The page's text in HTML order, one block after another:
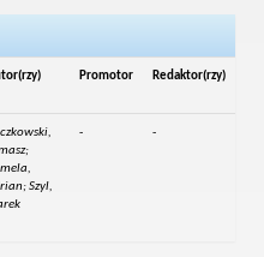
Promotor Redaktor(rzy)
Szyl,
- -